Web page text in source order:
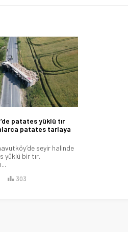
patates yüklü tır
patates tarlaya
seyir halinde
yüklü bir tır,
303